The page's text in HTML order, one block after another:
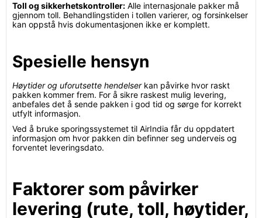
Toll og sikkerhetskontroller: Alle internasjonale pakker må
gjennom toll. Behandlingstiden i tollen varierer, og forsinkelser
kan oppstå hvis dokumentasjonen ikke er komplett.
Spesielle hensyn
Høytider og uforutsette hendelserkan påvirke hvor raskt
pakken kommer frem. For å sikre raskest mulig levering,
anbefales det å sende pakken i god tid og sørge for korrekt
utfylt informasjon.
Ved å bruke sporingssystemet til AirIndia får du oppdatert
informasjon om hvor pakken din befinner seg underveis og
forventet leveringsdato.
Faktorer som påvirker
levering (rute, toll, høytider,